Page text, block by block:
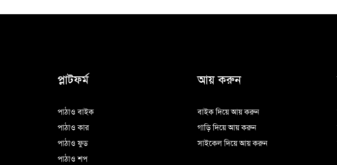
প্লাটফর্ম
পাঠাও বাইক
পাঠাও কার
পাঠাও ফুড
পাঠাও শপ
আয় করুন
বাইক দিয়ে আয় করুন
গাড়ি দিয়ে আয় করুন
সাইকেল দিয়ে আয় করুন